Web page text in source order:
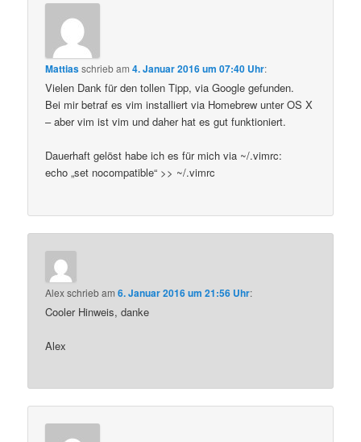
Mattiasschriebam4. Januar 2016 um 07:40 Uhr:
Vielen Dank für den tollen Tipp, via Google gefunden.
Bei mir betraf es vim installiert via Homebrew unter OS X
– aber vim ist vim und daher hat es gut funktioniert.
Dauerhaft gelöst habe ich es für mich via ~/.vimrc:
echo „set nocompatible“ >> ~/.vimrc
Alexschriebam6. Januar 2016 um 21:56 Uhr:
Cooler Hinweis, danke
Alex